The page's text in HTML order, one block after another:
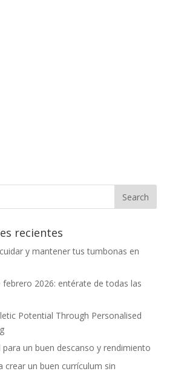
recientes
y mantener tus tumbonas en
2026: entérate de todas las
Potential Through Personalised
para un buen descanso y rendimiento
crear un buen currículum sin